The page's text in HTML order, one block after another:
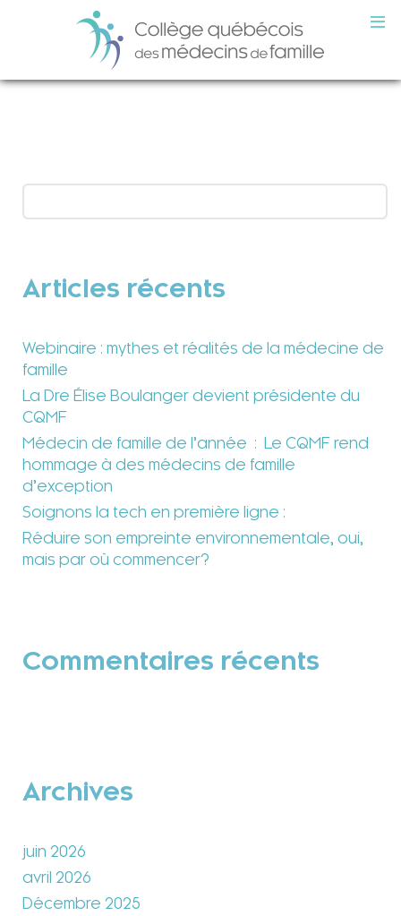
Articles récents
Webinaire : mythes et réalités de la médecine de
famille
La Dre Élise Boulanger devient présidente du
CQMF
Médecin de famille de l’année : Le CQMF rend
hommage à des médecins de famille
d’exception
Soignons la tech en première ligne :
Réduire son empreinte environnementale, oui,
mais par où commencer?
Commentaires récents
Archives
juin 2026
avril 2026
Décembre 2025